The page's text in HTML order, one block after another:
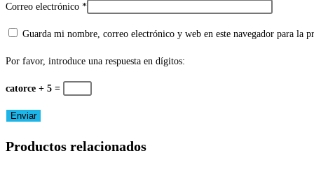
Correo electrónico *
Guarda mi nombre, correo electrónico y web en este navegador para la
Por favor, introduce una respuesta en dígitos:
catorce + 5 =
Productos relacionados